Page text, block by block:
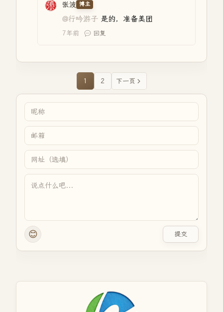
张波 博主
@行吟游子 是的，准备美团
7年前 回复
1 2 下一页
😊 提交